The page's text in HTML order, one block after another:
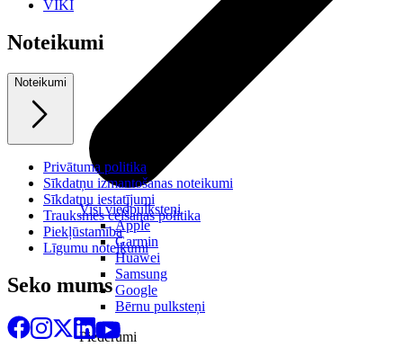
Visi viedpulksteņi
Apple
Garmin
Huawei
Samsung
Google
Bērnu pulksteņi
Piederumi
VIKI
Noteikumi
Noteikumi
Privātuma politika
Sīkdatņu izmantošanas noteikumi
Sīkdatņu iestatījumi
Trauksmes celšanas politika
Piekļūstamība
Līgumu noteikumi
Seko mums